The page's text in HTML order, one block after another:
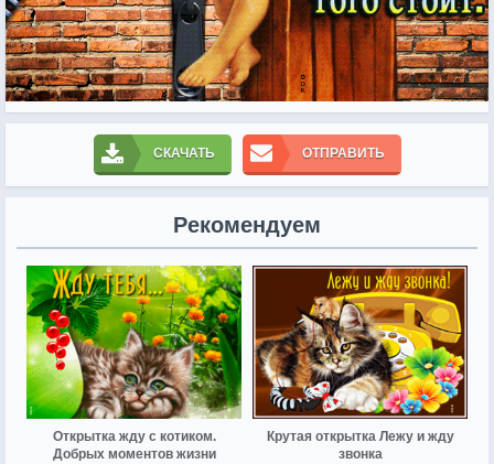
СКАЧАТЬ ОТПРАВИТЬ
Рекомендуем
Открытка жду с котиком.
Добрых моментов жизни
Крутая открытка Лежу и жду
звонка